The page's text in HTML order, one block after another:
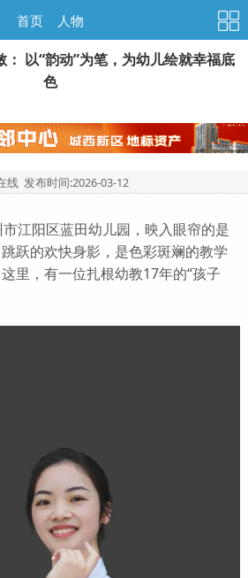
首页 人物
以“韵动”为笔，为幼儿绘就幸福底
色
线 发布时间:2026-03-12
阳区蓝田幼儿园，映入眼帘的是
跃的欢快身影，是色彩斑斓的教学
里，有一位扎根幼教17年的“孩子